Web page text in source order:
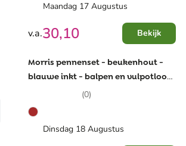
Maandag 17 Augustus
v.a.30,10 Bekijk
Morris pennenset - beukenhout -
blauwe inkt - balpen en vulpotlood
- metalen clip en tip -
geschenkverpakking
(0)
Dinsdag 18 Augustus